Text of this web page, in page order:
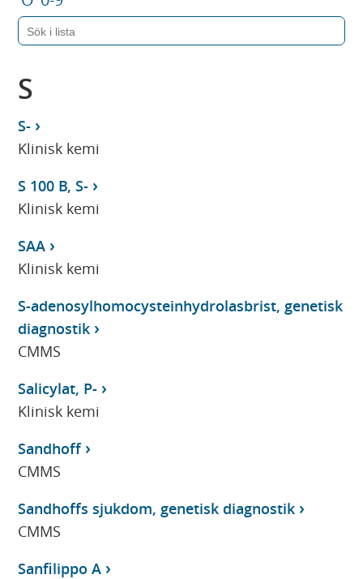
S
S-
Klinisk kemi
S 100 B, S-
Klinisk kemi
SAA
Klinisk kemi
S-adenosylhomocysteinhydrolasbrist, genetisk
diagnostik
CMMS
Salicylat, P-
Klinisk kemi
Sandhoff
CMMS
Sandhoffs sjukdom, genetisk diagnostik
CMMS
Sanfilippo A